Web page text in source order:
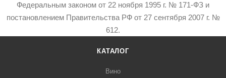
Федеральным законом от 22 ноября 1995 г. № 171-ФЗ и
постановлением Правительства РФ от 27 сентября 2007 г. №
612.
КАТАЛОГ
Вино